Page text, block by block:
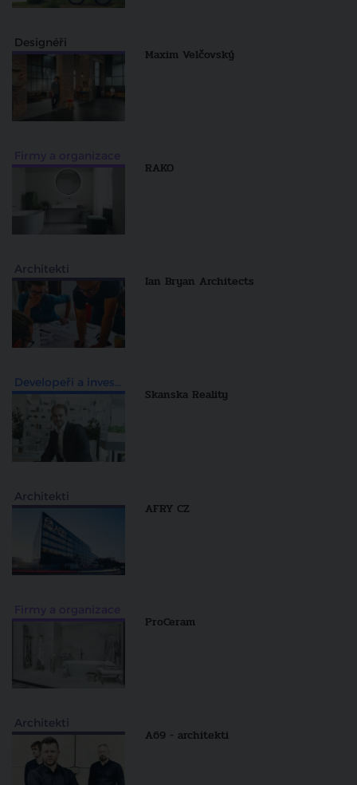
Designéři
Maxim Velčovský
RAKO
Architekti
Ian Bryan Architects
Developeři a investiční skupiny
Skanska Reality
Architekti
AFRY CZ
ProCeram
Architekti
A69 - architekti